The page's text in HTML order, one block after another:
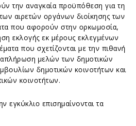
την αναγκαία προϋπόθεση για τη
αιρετών οργάνων διοίκησης των
που αφορούν στην ορκωμοσία,
εκλογής εκ μέρους εκλεγμένων
που σχετίζονται με την πιθανή
μελών των δημοτικών
δημοτικών κοινοτήτων και
κοινοτήτων.
εγκύκλιο επισημαίνονται τα